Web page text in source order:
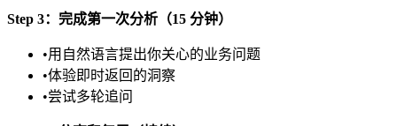
Step 3：完成第一次分析（15 分钟）
•用自然语言提出你关心的业务问题
•体验即时返回的洞察
•尝试多轮追问